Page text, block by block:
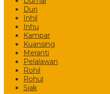
Duri
Inhil
Inhu
Kampar
Kuansing
Meranti
Pelalawan
Rohil
Rohul
Siak